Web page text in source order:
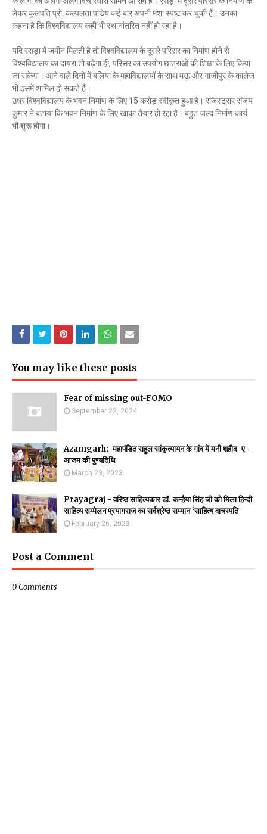
Mau Beat Media-Nov 28 2022
Mau:-जांच में 74 खाद्य नमूनों में 19 में मिली मिलावट
Mau:-जिला पंचायत सदस्य प्रतिनिधि को बनाया बंधक
Mau Beat Media -Nov 14 2022
Mau:-सांप को हाथ में लपेटे में पहुंचा युवक अस्पताल, मची अफरा
Mau Beat Media
Prayagraj:- इतिहास के पन्नों में विलुप्त हो गये स्वतंत्रता
Mau Beat Media- Sep 22 2024
Fear of missing out-FOMO
लेकर कुलपति प्रो. कल्पलता पांडेय कई बार अपनी मंशा स्पष्ट कर चुकी हैं। उनका
कहना है कि विश्वविद्यालय कहीं भी स्थानांतरित नहीं हो रहा है।
यदि रसड़ा में जमीन मिलती है तो विश्वविद्यालय के दूसरे परिसर का निर्माण होने से
विश्वविद्यालय का दायरा तो बढ़ेगा ही, परिसर का उपयोग छात्राओं की शिक्षा के लिए किया
जा सकेगा। आने वाले दिनों में बलिया के महाविद्यालयों के साथ मऊ और गाजीपुर के कालेज
भी इसमें शामिल हो सकते हैं।
उधर विश्वविद्यालय के भवन निर्माण के लिए 15 करोड़ स्वीकृत हुआ है। रजिस्ट्रार संजय
कुमार ने बताया कि भवन निर्माण के लिए खाका तैयार हो रहा है। बहुत जल्द निर्माण कार्य
भी शुरू होगा।
You may like these posts
Fear of missing out-FOMO
September 22, 2024
Azamgarh:-महापंडित राहुल सांकृत्यायन के गांव में मनी शहीद-ए-
आजम की पुण्यतिथि
March 23, 2023
Prayagraj - वरिष्ठ साहित्यकार डॉ. कन्हैया सिंह जी को मिला हिन्दी
साहित्य सम्मेलन प्रयागराज का सर्वश्रेष्ठ सम्मान ‘साहित्य वाचस्पति
February 26, 2023
Post a Comment
0 Comments